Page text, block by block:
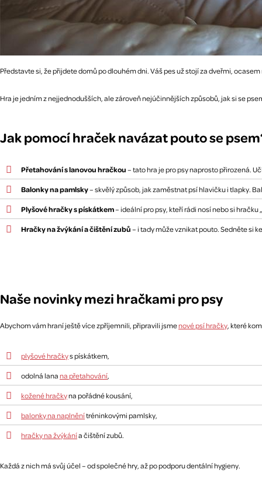
Představte si, že přijdete domů po dlouhém dni. Váš pes už stojí za dveřmi,
Hra je jedním z nejjednodušších, ale zároveň nejúčinnějších způsobů, jak si se
Jak pomocí hraček navázat pouto se
Přetahování s lanovou hračkou– tato hra je pro psy naprosto přirozená.
Balonky na pamlsky– skvělý způsob, jak zaměstnat psí hlavičku i tlapky.
Plyšové hračky s pískátkem– ideální pro psy, kteří rádi nosí nebo si
Hračky na žvýkání a čištění zubů– i tady může vznikat pouto. Sedněte si
Naše novinky mezi hračkami pro psy
Abychom vám hraní ještě více zpříjemnili, připravili jsmenové psí hračky , které
plyšové hračkys pískátkem,
odolná lanana přetahování
kožené hračkyna pořádné kousání,
balonky na naplněnítréninkovými pamlsky,
hračky na žvýkánía čištění zubů.
Každá z nich má svůj účel – od společné hry, až po podporu dentální hygieny.